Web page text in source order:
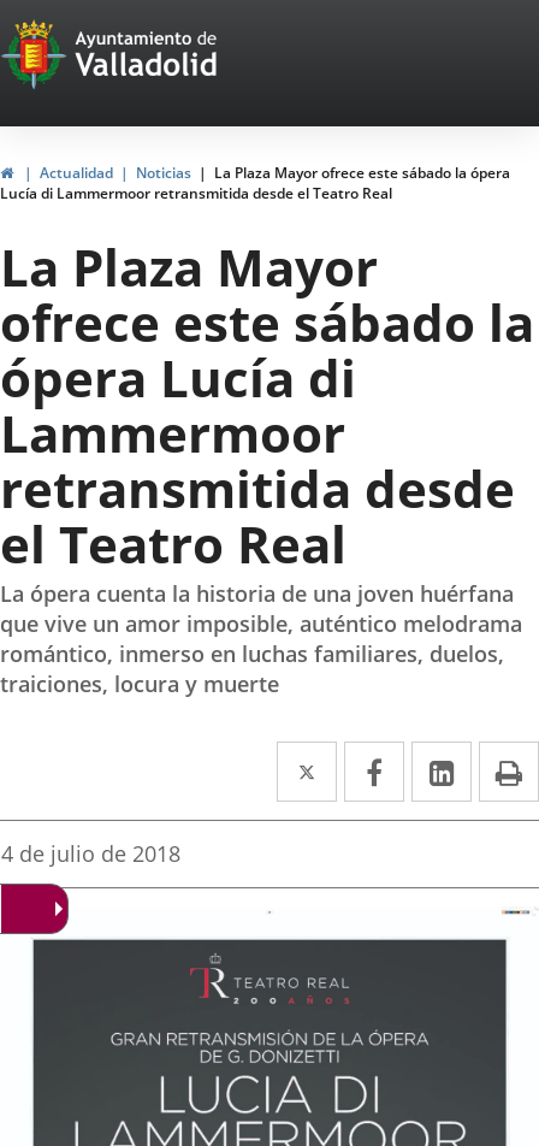
Portal
Web
del
Ayuntamiento
de
Valladolid
InicioActualidad Noticias
La Plaza Mayor ofrece este sábado la ópera
Lucía di Lammermoor retransmitida desde el Teatro Real
La Plaza Mayor
ofrece este sábado la
ópera Lucía di
Lammermoor
retransmitida desde
el Teatro Real
La ópera cuenta la historia de una joven huérfana
que vive un amor imposible, auténtico melodrama
romántico, inmerso en luchas familiares, duelos,
traiciones, locura y muerte
Twitter
Enlace
a
aplicación
Facebook
Enlace
a
aplicación
Enlace
a
Fecha
noticia
4 de julio de 2018